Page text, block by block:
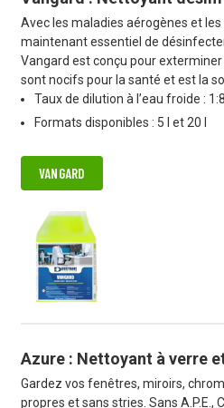
Avec les maladies aérogènes et
maintenant essentiel de
Vangard est conçu pour
sont nocifs pour la santé et est la
Taux de dilution à l’eau froide :
Formats disponibles : 5 l et 20 l
VANGARD
Azure : Nettoyant à verre
Gardez vos fenêtres, miroirs,
propres et sans stries. Sans A.P.E.,